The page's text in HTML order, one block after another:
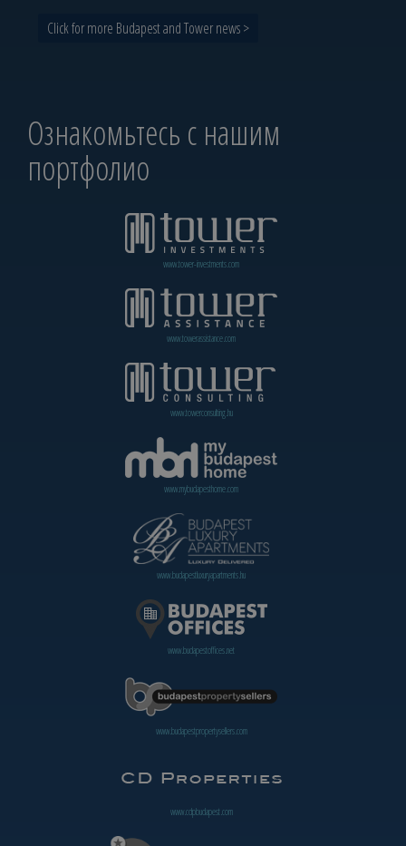
Click for more Budapest and Tower news >
Ознакомьтесь с нашим
портфолио
www.tower-investments.com
www.towerassistance.com
www.towerconsulting.hu
www.mybudapesthome.com
www.budapestluxuryapartments.hu
www.budapestoffices.net
www.budapestpropertysellers.com
www.cdpbudapest.com